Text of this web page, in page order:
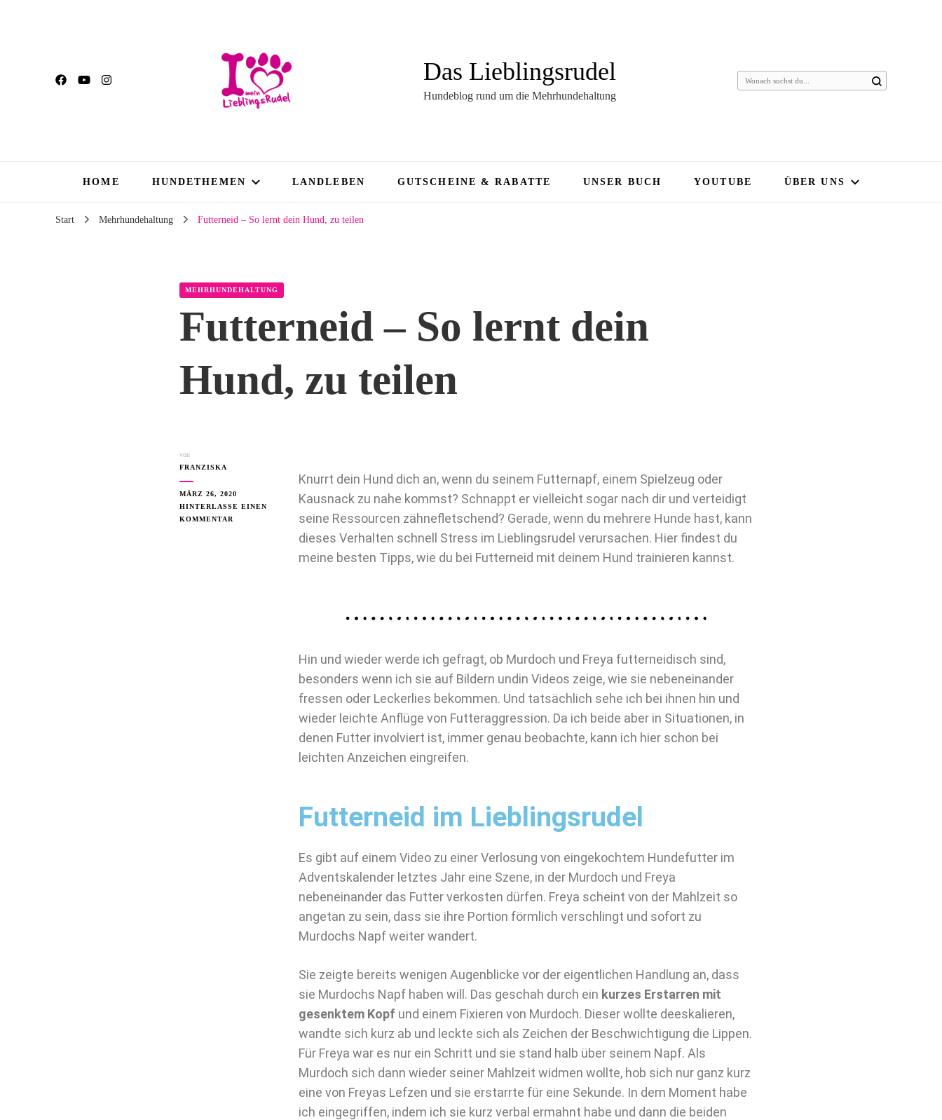
Das Lieblingsrudel
Hundeblog rund um die Mehrhundehaltung
HOME HUNDETHEMEN LANDLEBEN GUTSCHEINE & RABATTE UNSER BUCH YOUTUBE ÜBER UNS
Start Mehrhundehaltung Futterneid – So lernt dein Hund, zu teilen
MEHRHUNDEHALTUNG
Futterneid – So lernt dein
Hund, zu teilen
von
FRANZISKA
MÄRZ 26, 2020
HINTERLASSE EINEN
KOMMENTAR
Knurrt dein Hund dich an, wenn du seinem Futternapf, einem Spielzeug oder
Kausnack zu nahe kommst? Schnappt er vielleicht sogar nach dir und verteidigt
seine Ressourcen zähnefletschend? Gerade, wenn du mehrere Hunde hast, kann
dieses Verhalten schnell Stress im Lieblingsrudel verursachen. Hier findest du
meine besten Tipps, wie du bei Futterneid mit deinem Hund trainieren kannst.
Hin und wieder werde ich gefragt, ob Murdoch und Freya futterneidisch sind,
besonders wenn ich sie auf Bildern undin Videos zeige, wie sie nebeneinander
fressen oder Leckerlies bekommen. Und tatsächlich sehe ich bei ihnen hin und
wieder leichte Anflüge von Futteraggression. Da ich beide aber in Situationen, in
denen Futter involviert ist, immer genau beobachte, kann ich hier schon bei
leichten Anzeichen eingreifen.
Futterneid im Lieblingsrudel
Es gibt auf einem Video zu einer Verlosung von eingekochtem Hundefutter im
Adventskalender letztes Jahr eine Szene, in der Murdoch und Freya
nebeneinander das Futter verkosten dürfen. Freya scheint von der Mahlzeit so
angetan zu sein, dass sie ihre Portion förmlich verschlingt und sofort zu
Murdochs Napf weiter wandert.
Sie zeigte bereits wenigen Augenblicke vor der eigentlichen Handlung an, dass
sie Murdochs Napf haben will. Das geschah durch ein kurzes Erstarren mit
gesenktem Kopf und einem Fixieren von Murdoch. Dieser wollte deeskalieren,
wandte sich kurz ab und leckte sich als Zeichen der Beschwichtigung die Lippen.
Für Freya war es nur ein Schritt und sie stand halb über seinem Napf. Als
Murdoch sich dann wieder seiner Mahlzeit widmen wollte, hob sich nur ganz kurz
eine von Freyas Lefzen und sie erstarrte für eine Sekunde. In dem Moment habe
ich eingegriffen, indem ich sie kurz verbal ermahnt habe und dann die beiden